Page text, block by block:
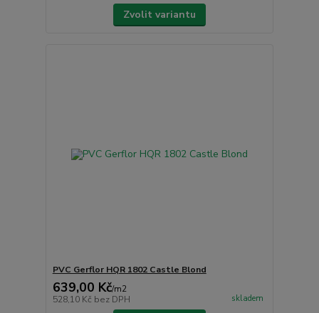
Zvolit variantu
PVC Gerflor HQR 1802 Castle Blond
639,00 Kč/m2
528,10 Kč bez DPH skladem